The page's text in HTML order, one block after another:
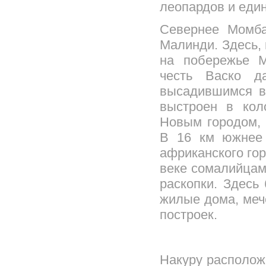
леопардов и
Севернее
Малинди.
на побережье
честь Васко
высадившимся
выстроен в
Новым городом,
В 16 км южнее
африканского
веке
раскопки.
жилые дома,
построек.
Накуру